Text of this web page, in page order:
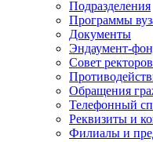
Подразделения
Программы
Документы
Эндаумент-
Совет
Обращения
Телефонный
Реквизиты и
Филиалы и